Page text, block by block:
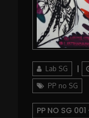
AuthorLab SG
PP no SG
PP NO SG